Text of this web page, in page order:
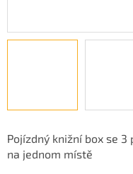
Pojízdný knižní box se
na jednom místě